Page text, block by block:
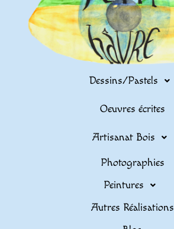
Dessins/Pastels
Oeuvres écrites
Artisanat Bois
Photographies
Peintures
Autres Réalisations